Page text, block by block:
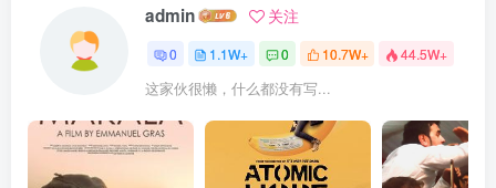
admin 关注
0 1.1W+ 0 10.7W+ 44.5W+
这家伙很懒，什么都没有写...